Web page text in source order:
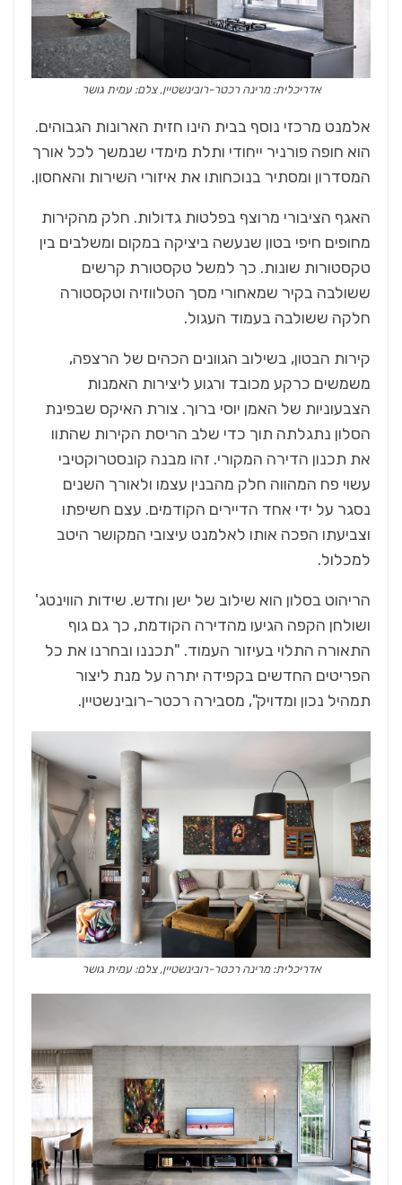
אדריכלית: מרינה רכטר-רובינשטיין, צלם: עמית גושר
אלמנט מרכזי נוסף בבית הינו חזית הארונות הגבוהים.
הוא חופה פורניר ייחודי ותלת מימדי שנמשך לכל אורך
המסדרון ומסתיר בנוכחותו את איזורי השירות והאחסון.
האגף הציבורי מרוצף בפלטות גדולות. חלק מהקירות
מחופים חיפי בטון שנעשה ביציקה במקום ומשלבים בין
טקסטורות שונות. כך למשל טקסטורת קרשים
ששולבה בקיר שמאחורי מסך הטלווזיה וטקסטורה
חלקה ששולבה בעמוד העגול.
קירות הבטון, בשילוב הגוונים הכהים של הרצפה,
משמשים כרקע מכובד ורגוע ליצירות האמנות
הצבעוניות של האמן יוסי ברוך. צורת האיקס שבפינת
הסלון נתגלתה תוך כדי שלב הריסת הקירות שהתוו
את תכנון הדירה המקורי. זהו מבנה קונסטרוקטיבי
עשוי פח המהווה חלק מהבנין עצמו ולאורך השנים
נסגר על ידי אחד הדיירים הקודמים. עצם חשיפתו
וצביעתו הפכה אותו לאלמנט עיצובי המקושר היטב
למכלול.
הריהוט בסלון הוא שילוב של ישן וחדש. שידות הווינטג'
ושולחן הקפה הגיעו מהדירה הקודמת, כך גם גוף
התאורה התלוי בעיזור העמוד. "תכננו ובחרנו את כל
הפריטים החדשים בקפידה יתרה על מנת ליצור
תמהיל נכון ומדויק", מסבירה רכטר-רובינשטיין.
אדריכלית: מרינה רכטר-רובינשטיין, צלם: עמית גושר